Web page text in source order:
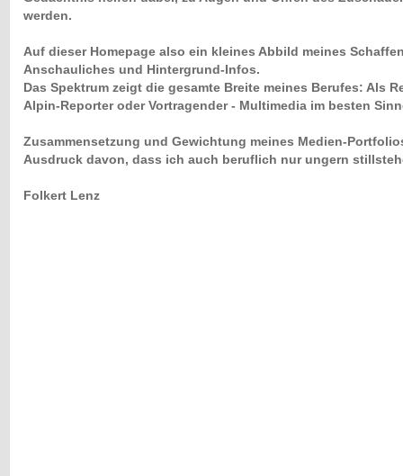
werden.
Auf dieser Homepage also ein kleines Abbild meines
Anschauliches und Hintergrund-Infos.
Das Spektrum zeigt die gesamte Breite meines Berufes: Als
Alpin-Reporter oder Vortragender - Multimedia im besten
Zusammensetzung und Gewichtung meines Medien-
Ausdruck davon, dass ich auch beruflich nur ungern
Folkert Lenz